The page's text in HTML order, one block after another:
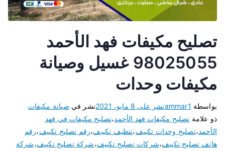
تصليح مكيفات فهد الأحمد
98025055 غسيل وصيانة
مكيفات وحدات
بواسطة ammar1نشر على 8 مايو، 2021 نشر في صيانة مكيفات
ذو علامة تصليح مكيفات فهد الأحمد،تصليح مكيفات في فهد
الأحمد،تصليح وحدات تكييف،تنظيف تكييف،رقم تصليح تكييف،رقم
هاتف تصليح تكييف،شركات تصليح تكييف،شركة تصليح تكييف،شركة